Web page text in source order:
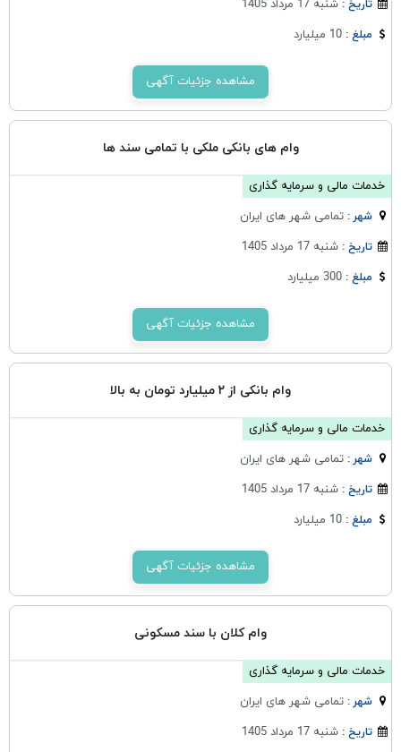
تاریخ :شنبه 17 مرداد 1405
مبلغ :10 میلیارد
مشاهده جزئیات آگهی
وام های بانکی ملکی با تمامی سند ها
خدمات مالی و سرمایه گذاری
شهر :تمامی شهر های ایران
تاریخ :شنبه 17 مرداد 1405
مبلغ :300 میلیارد
مشاهده جزئیات آگهی
وام بانکی از ۲ میلیارد تومان به بالا
خدمات مالی و سرمایه گذاری
شهر :تمامی شهر های ایران
تاریخ :شنبه 17 مرداد 1405
مبلغ :10 میلیارد
مشاهده جزئیات آگهی
وام کلان با سند مسکونی
خدمات مالی و سرمایه گذاری
شهر :تمامی شهر های ایران
تاریخ :شنبه 17 مرداد 1405